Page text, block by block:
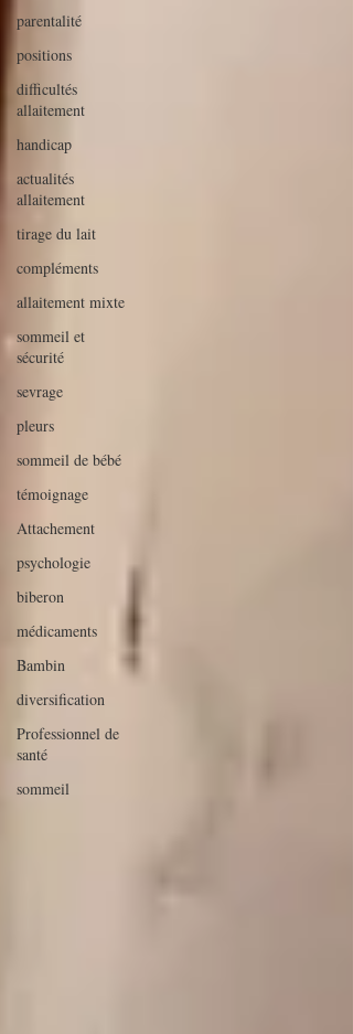
parentalité
positions
difficultés
allaitement
handicap
actualités
allaitement
tirage du lait
compléments
allaitement mixte
sommeil et
sécurité
sevrage
pleurs
sommeil de bébé
témoignage
Attachement
psychologie
biberon
médicaments
Bambin
diversification
Professionnel de
santé
sommeil